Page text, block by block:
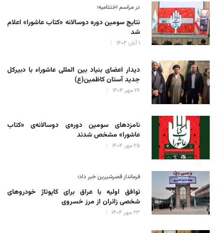
در مراسم اختتامیه؛
نتایج سومین دوره‌ دوسالانه‌ «کتاب عاشورا» اعلام
شد
۱ آبان ۱۴۰۴
دیدار اعضای بنیاد بین المللی عاشوراء با دبیرکل
جدید آستان کاظمین(ع)
۲۶ مهر ۱۴۰۴
نامزدهای سومین دوره‌ی دوسالانه‌ی «کتاب
عاشورا» مشخص شدند
۲۵ مهر ۱۴۰۴
فرماندار قصرشیرین خبر داد؛
توافق اولیه با عراق برای کاپوتاژ خودروهای
شخصی زائران از مرز خسروی
۲۳ مهر ۱۴۰۴